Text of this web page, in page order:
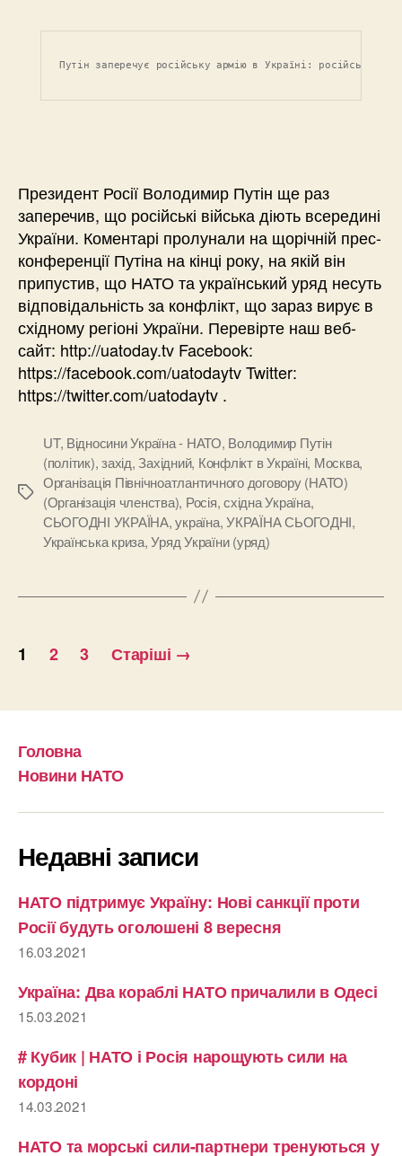
Путін заперечує російську армію в Україні: російський
Президент Росії Володимир Путін ще раз
заперечив, що російські війська діють всередині
України. Коментарі пролунали на щорічній прес-
конференції Путіна на кінці року, на якій він
припустив, що НАТО та український уряд несуть
відповідальність за конфлікт, що зараз вирує в
східному регіоні України. Перевірте наш веб-
сайт: http://uatoday.tv Facebook:
https://facebook.com/uatodaytv Twitter:
https://twitter.com/uatodaytv .
Позначки
UT, Відносини Україна - НАТО, Володимир Путін
(політик),захід,Західний, Конфлікт в Україні, Москва,
Організація Північноатлантичного договору (НАТО)
(Організація членства), Росія,східна Україна,
СЬОГОДНІ УКРАЇНА,україна,УКРАЇНА СЬОГОДНІ,
Українська криза,Уряд України (уряд)
Пагінація
1 2 3 Старіші →
Головна
Новини НАТО
Недавні записи
НАТО підтримує Україну: Нові санкції проти
Росії будуть оголошені 8 вересня
16.03.2021
Україна: Два кораблі НАТО причалили в Одесі
15.03.2021
# Кубик | НАТО і Росія нарощують сили на
кордоні
14.03.2021
НАТО та морські сили-партнери тренуються у